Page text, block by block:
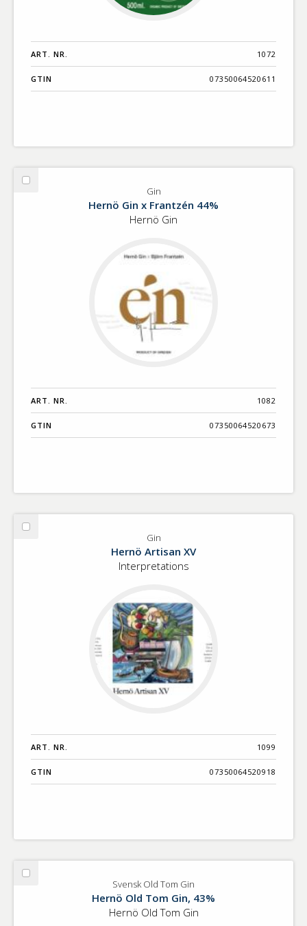
ART. NR. 1072
GTIN 07350064520611
Välj
Gin
Hernö Gin x Frantzén 44%
Hernö Gin
ART. NR. 1082
GTIN 07350064520673
Välj
Gin
Hernö Artisan XV
Interpretations
ART. NR. 1099
GTIN 07350064520918
Välj
Svensk Old Tom Gin
Hernö Old Tom Gin, 43%
Hernö Old Tom Gin